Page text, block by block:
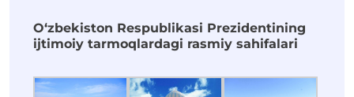
O‘zbekiston Respublikasi Prezidentining
ijtimoiy tarmoqlardagi rasmiy sahifalari